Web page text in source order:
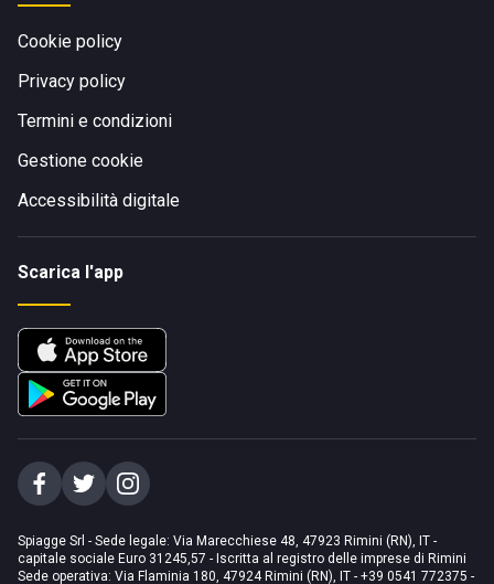
Cookie policy
Privacy policy
Termini e condizioni
Gestione cookie
Accessibilità digitale
Scarica l'app
Spiagge Srl - Sede legale: Via Marecchiese 48, 47923 Rimini (RN), IT -
capitale sociale Euro 31245,57 - Iscritta al registro delle imprese di Rimini
Sede operativa: Via Flaminia 180, 47924 Rimini (RN), IT - +39 0541 772375 -